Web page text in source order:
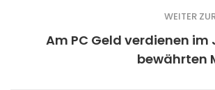
WEITER
Am PC Geld verdienen
bewährten